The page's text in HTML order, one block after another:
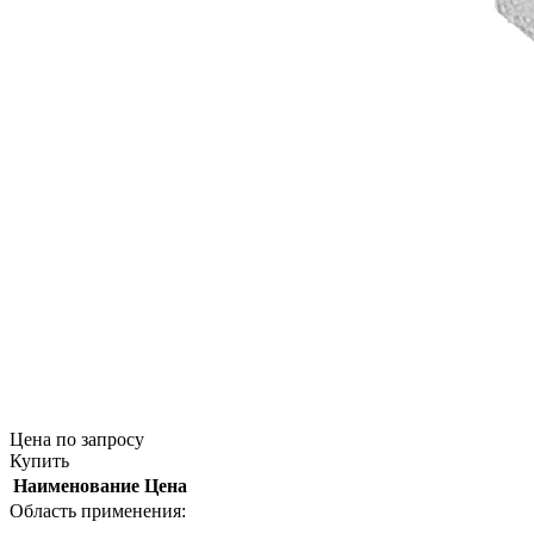
Цена по запросу
Купить
Наименование Цена
Область применения: